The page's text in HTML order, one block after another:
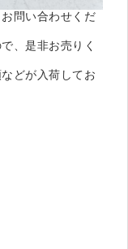
問い合わせくだ
、是非お売りく
どが入荷してお